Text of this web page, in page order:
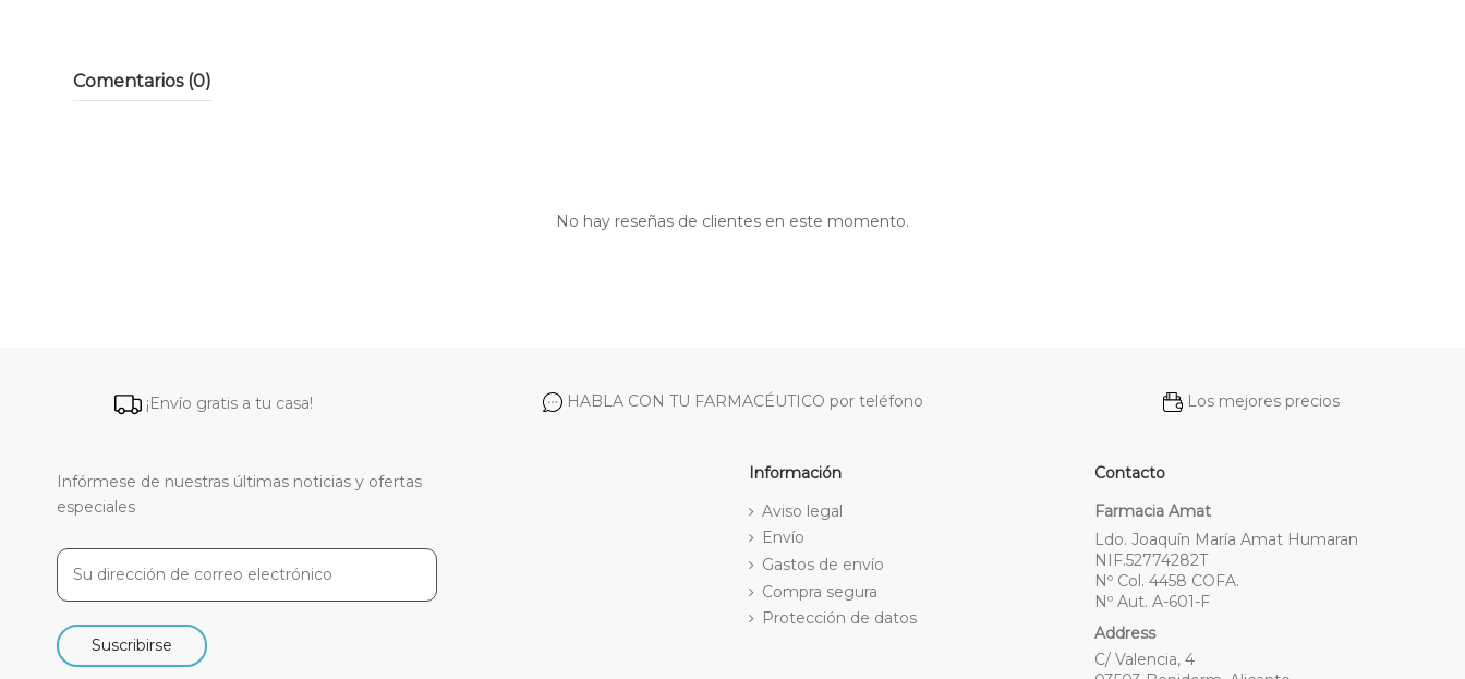
Comentarios (0)
No hay reseñas de clientes en este momento.
¡Envío gratis a tu casa! HABLA CON TU FARMACÉUTICO por teléfono Los mejores precios
Infórmese de nuestras últimas noticias y ofertas
especiales
Suscribirse
Información
Aviso legal
Envío
Gastos de envío
Compra segura
Protección de datos
Contacto
Farmacia Amat
Ldo. Joaquín María Amat Humaran
NIF.52774282T
Nº Col. 4458 COFA.
Nº Aut. A-601-F
Address
C/ Valencia, 4